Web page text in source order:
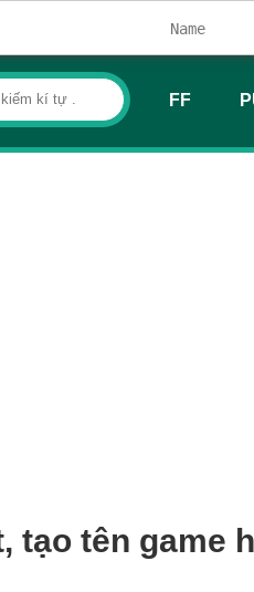
FF
tạo tên game